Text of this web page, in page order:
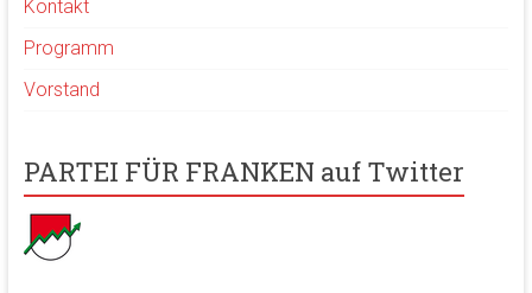
Kontakt
Programm
Vorstand
PARTEI FÜR FRANKEN auf Twitter